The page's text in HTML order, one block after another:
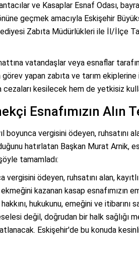
ve Kasaplar Esnaf Odası,
geçmek amacıyla Eskişehir
Zabıta Müdürlükleri ile İl/İlçe
vatandaşlar veya esnaflar
yapan zabıta ve tarım
cezaları kesilecek hem de yetkisiz
Esnafımızın Alın
boyunca vergisini ödeyen, ruhsatını
hatırlatan Başkan Murat Arnik,
tamamladı:
vergisini ödeyen, ruhsatını alan,
kazanan kasap esnafımızın
hukukunu, emeğini ve
değil, doğrudan bir halk sağlığı
Eskişehir'de bu konuda